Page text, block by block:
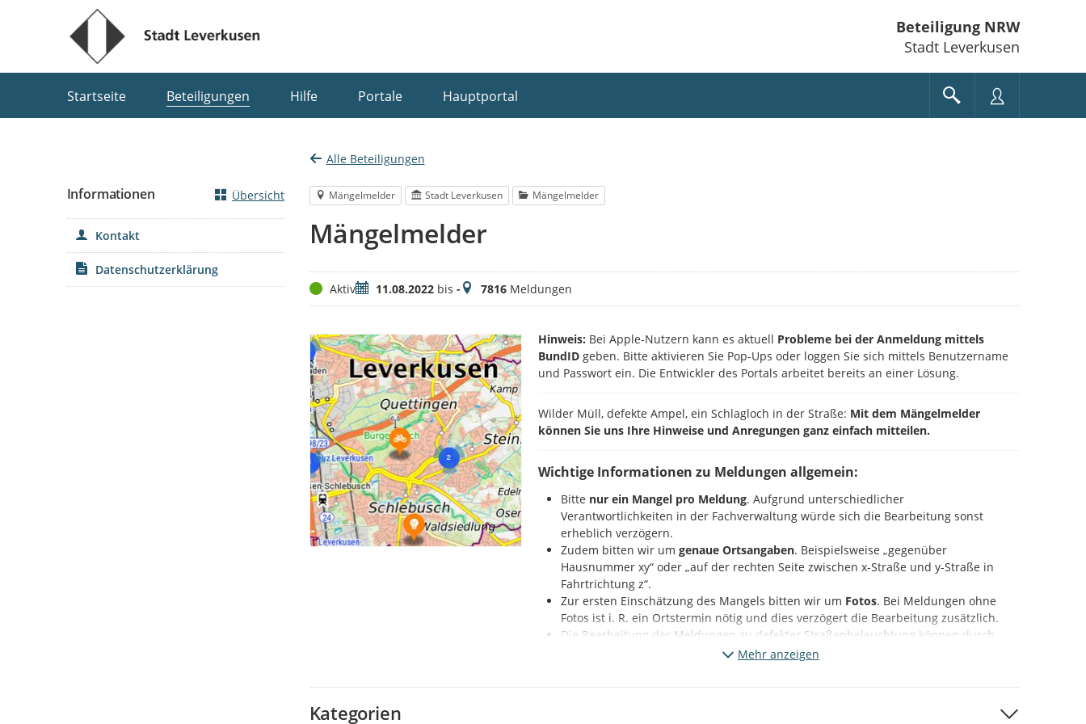
Beteiligung NRW
Stadt Leverkusen
Startseite Beteiligungen Hilfe Portale Hauptportal
Alle Beteiligungen
Mängelmelder Stadt Leverkusen Mängelmelder
Mängelmelder
StatusAktivZeitraum
11.08.2022bis -Meldungen
7816Meldungen
Hinweis: Bei Apple-Nutzern kann es aktuell Probleme bei der Anmeldung mittels
BundID geben. Bitte aktivieren Sie Pop-Ups oder loggen Sie sich mittels Benutzername
und Passwort ein. Die Entwickler des Portals arbeitet bereits an einer Lösung.
Wilder Müll, defekte Ampel, ein Schlagloch in der Straße: Mit dem Mängelmelder
können Sie uns Ihre Hinweise und Anregungen ganz einfach mitteilen.
Wichtige Informationen zu Meldungen allgemein:
Bitte nur ein Mangel pro Meldung. Aufgrund unterschiedlicher
Verantwortlichkeiten in der Fachverwaltung würde sich die Bearbeitung sonst
erheblich verzögern.
Zudem bitten wir umgenaue Ortsangaben. Beispielsweise „gegenüber
Hausnummer xy“ oder „auf der rechten Seite zwischen x-Straße und y-Straße in
Fahrtrichtung z“.
Zur ersten Einschätzung des Mangels bitten wir um Fotos. Bei Meldungen ohne
Fotos ist i. R. ein Ortstermin nötig und dies verzögert die Bearbeitung zusätzlich.
Die Bearbeitung der Meldungen zu defekter Straßenbeleuchtung können durch
Nennung der Beleuchtungsmastnummerebenfalls beschleunigt werden.
So geht es:
Mehr anzeigen
Kategorien
Informationen Übersicht
Kontakt
Datenschutzerklärung